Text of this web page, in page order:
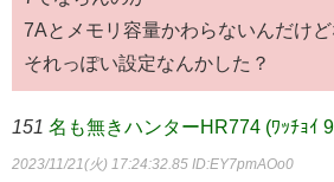
7Aとメモリ容量かわらないんだけど
それっぽい設定なんかした？
151 名も無きハンターHR774 (ﾜｯﾁｮｲ
2023/11/21(火) 17:24:32.85 ID:EY7pmAOo0